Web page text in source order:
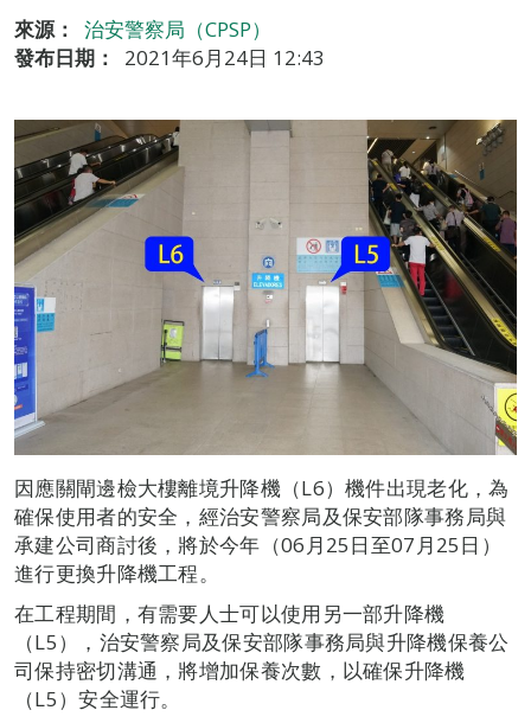
來源：
治安警察局（CPSP）
發布日期：
2021年6月24日 12:43
因應關閘邊檢大樓離境升降機（L6）機件出現老化，為
確保使用者的安全，經治安警察局及保安部隊事務局與
承建公司商討後，將於今年（06月25日至07月25日）
進行更換升降機工程。
在工程期間，有需要人士可以使用另一部升降機
（L5），治安警察局及保安部隊事務局與升降機保養公
司保持密切溝通，將增加保養次數，以確保升降機
（L5）安全運行。